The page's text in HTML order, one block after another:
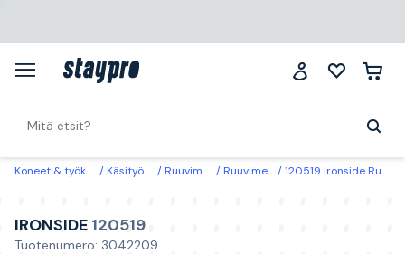
Koneet & työkalut Käsityökalut Ruuvimeisselit Ruuvimeisselisetit 120519 Ironside Ruuvitalttasarja 5-osainen
IRONSIDE 120519
Tuotenumero: 3042209